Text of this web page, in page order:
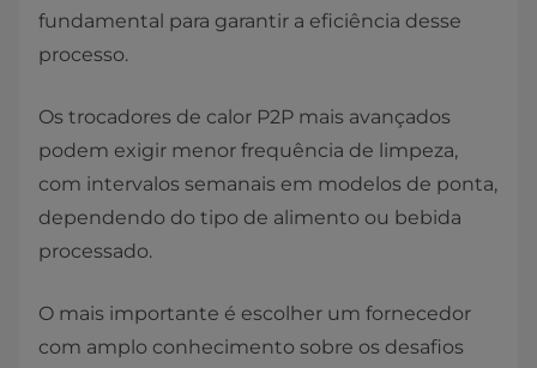
fundamental para garantir a eficiência desse
processo.
Os trocadores de calor P2P mais avançados
podem exigir menor frequência de limpeza,
com intervalos semanais em modelos de ponta,
dependendo do tipo de alimento ou bebida
processado.
O mais importante é escolher um fornecedor
com amplo conhecimento sobre os desafios